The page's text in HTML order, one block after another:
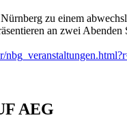
zu einem
an zwei
AEG